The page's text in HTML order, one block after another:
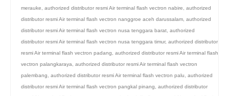
merauke
authorized distributor resmi Air terminal flash vectron nabire
authorized
distributor resmi Air terminal flash vectron nanggroe aceh darussalam authorized
distributor resmi Air terminal flash vectron nusa tenggara barat authorized
distributor resmi Air terminal flash vectron nusa tenggara timur, authorized distributor
resmi Air terminal flash vectron padang
authorized distributor resmi Air terminal flash
vectron palangkaraya
authorized distributor resmi Air terminal flash vectron
palembang
authorized distributor resmi Air terminal flash vectron palu
authorized
distributor resmi Air terminal flash vectron pangkal pinang
authorized distributor